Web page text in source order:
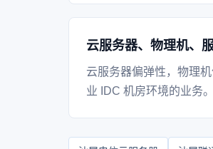
云服务器、物理机、
云服务器偏弹性，物理
业 IDC 机房环境的业务。